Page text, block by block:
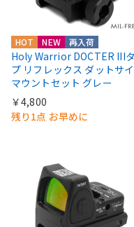
HOT NEW 再入荷
Holy Warrior DOCTER III
プ リフレックス ダットサ
マウントセット グレー
￥4,800
残り1点 お早めに